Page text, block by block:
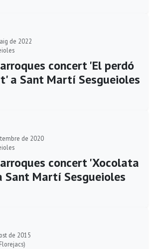
de 2022
concert 'El perdó
a Sant Martí Sesgueioles
de 2020
concert 'Xocolata
Sant Martí Sesgueioles
de 2015